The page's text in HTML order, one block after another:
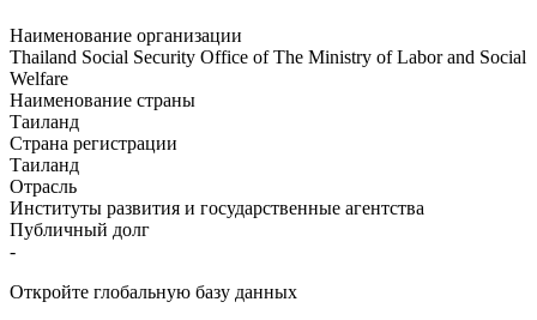
Наименование организации
Thailand Social Security Office of The Ministry of Labor and Social
Welfare
Наименование страны
Таиланд
Страна регистрации
Таиланд
Отрасль
Институты развития и государственные агентства
Публичный долг
-
Откройте глобальную базу данных